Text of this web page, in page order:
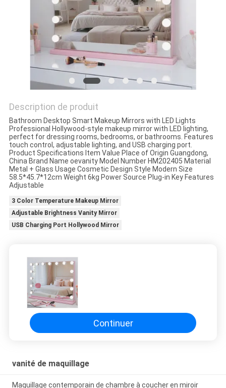
NOUVELLES
TOUS
DEMANDE
DE
SOUMISSION
SITEMAP
POLITIQUE
EN
PROTECTION
Description de produit
Bathroom Desktop Smart Makeup Mirrors with LED Lights
Professional Hollywood-style makeup mirror with LED lighting,
perfect for dressing rooms, bedrooms, or bathrooms. Features
touch control, adjustable lighting, and USB charging port.
Product Specifications Item Value Place of Origin Guangdong,
China Brand Name oevanity Model Number HM202405 Material
Metal + Glass Usage Cosmetic Design Style Modern Size
58.5*45.7*12cm Weight 6kg Power Source Plug-in Key Features
Adjustable
3 Color Temperature Makeup Mirror
Adjustable Brightness Vanity Mirror
USB Charging Port Hollywood Mirror
Continuer
vanité de maquillage
Maquillage contemporain de chambre à coucher en miroir